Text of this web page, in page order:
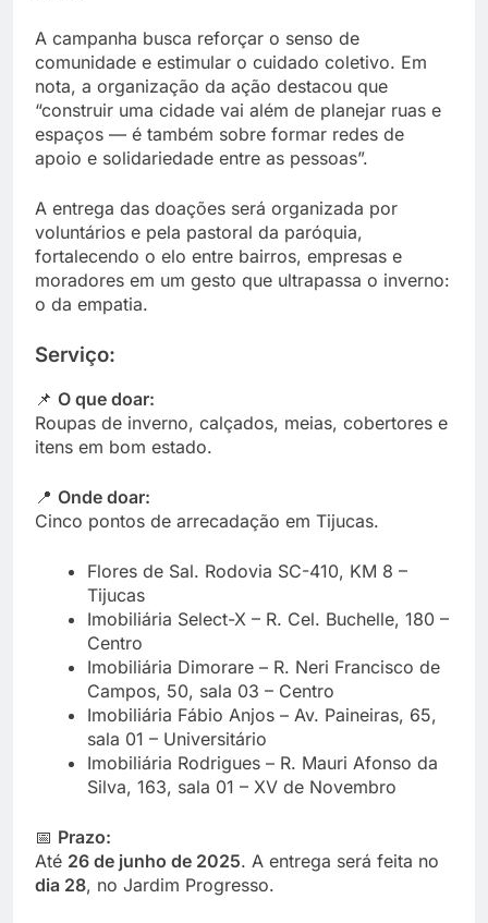
A campanha busca reforçar o senso de
comunidade e estimular o cuidado coletivo. Em
nota, a organização da ação destacou que
“construir uma cidade vai além de planejar ruas e
espaços — é também sobre formar redes de
apoio e solidariedade entre as pessoas”.
A entrega das doações será organizada por
voluntários e pela pastoral da paróquia,
fortalecendo o elo entre bairros, empresas e
moradores em um gesto que ultrapassa o inverno:
o da empatia.
Serviço:
📌 O que doar:
Roupas de inverno, calçados, meias, cobertores e
itens em bom estado.
📍 Onde doar:
Cinco pontos de arrecadação em Tijucas.
Flores de Sal. Rodovia SC-410, KM 8 –
Tijucas
Imobiliária Select-X – R. Cel. Buchelle, 180 –
Centro
Imobiliária Dimorare – R. Neri Francisco de
Campos, 50, sala 03 – Centro
Imobiliária Fábio Anjos – Av. Paineiras, 65,
sala 01 – Universitário
Imobiliária Rodrigues – R. Mauri Afonso da
Silva, 163, sala 01 – XV de Novembro
📅 Prazo:
Até 26 de junho de 2025. A entrega será feita no
dia 28, no Jardim Progresso.